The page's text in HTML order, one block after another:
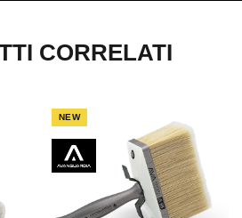
CORRELATI
NEW